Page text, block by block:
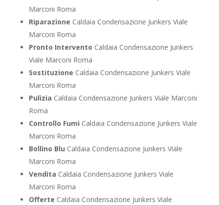
Marconi Roma
Riparazione Caldaia Condensazione Junkers Viale
Marconi Roma
Pronto Intervento Caldaia Condensazione Junkers
Viale Marconi Roma
Sostituzione Caldaia Condensazione Junkers Viale
Marconi Roma
Pulizia Caldaia Condensazione Junkers Viale Marconi
Roma
Controllo Fumi Caldaia Condensazione Junkers Viale
Marconi Roma
Bollino Blu Caldaia Condensazione Junkers Viale
Marconi Roma
Vendita Caldaia Condensazione Junkers Viale
Marconi Roma
Offerte Caldaia Condensazione Junkers Viale